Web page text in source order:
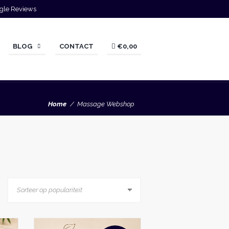
Reviews
BLOG CONTACT €0,00
Home Massage Webshop